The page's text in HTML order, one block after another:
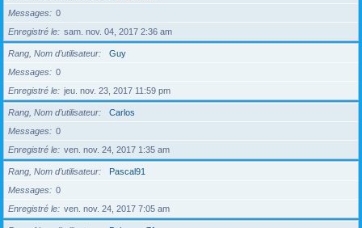
Messages
0
Enregistré le
sam. nov. 04, 2017 2:36 am
Rang, Nom d’utilisateur
Guy
Messages
0
Enregistré le
jeu. nov. 23, 2017 11:59 pm
Rang, Nom d’utilisateur
Carlos
Messages
0
Enregistré le
ven. nov. 24, 2017 1:35 am
Rang, Nom d’utilisateur
Pascal91
Messages
0
Enregistré le
ven. nov. 24, 2017 7:05 am